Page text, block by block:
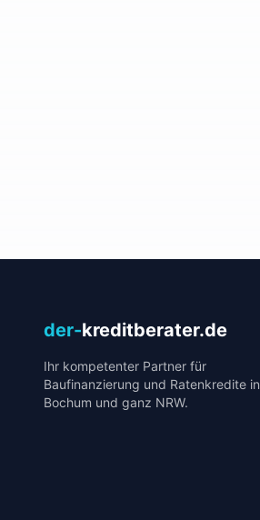
der-kreditberater.de
Ihr kompetenter Partner für
Baufinanzierung und Ratenkredite in
Bochum und ganz NRW.